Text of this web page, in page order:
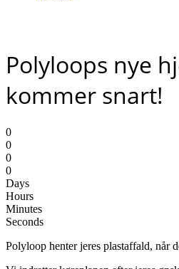
Polyloops nye
kommer snart!
0
0
0
0
Days
Hours
Minutes
Seconds
Polyloop henter jeres plastaffald, når